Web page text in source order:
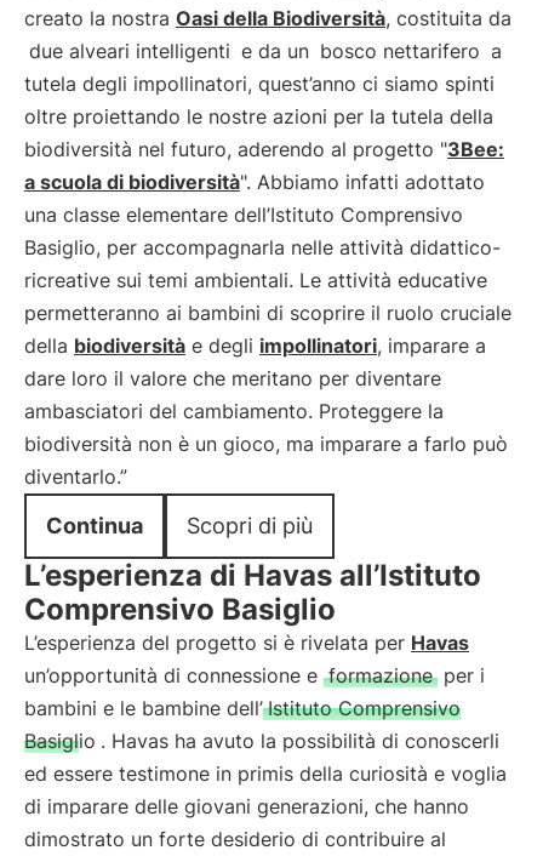
creato la nostra Oasi della Biodiversità, costituita da
due alveari intelligenti e da un bosco nettarifero a
tutela degli impollinatori, quest’anno ci siamo spinti
oltre proiettando le nostre azioni per la tutela della
biodiversità nel futuro, aderendo al progetto "3Bee:
a scuola di biodiversità". Abbiamo infatti adottato
una classe elementare dell’Istituto Comprensivo
Basiglio, per accompagnarla nelle attività didattico-
ricreative sui temi ambientali. Le attività educative
permetteranno ai bambini di scoprire il ruolo cruciale
della biodiversità e degli impollinatori, imparare a
dare loro il valore che meritano per diventare
ambasciatori del cambiamento. Proteggere la
biodiversità non è un gioco, ma imparare a farlo può
diventarlo.”
Continua Scopri di più
L’esperienza di Havas all’Istituto
Comprensivo Basiglio
L’esperienza del progetto si è rivelata per Havas
un’opportunità di connessione e formazione per i
bambini e le bambine dell’ Istituto Comprensivo
Basiglio . Havas ha avuto la possibilità di conoscerli
ed essere testimone in primis della curiosità e voglia
di imparare delle giovani generazioni, che hanno
dimostrato un forte desiderio di contribuire al